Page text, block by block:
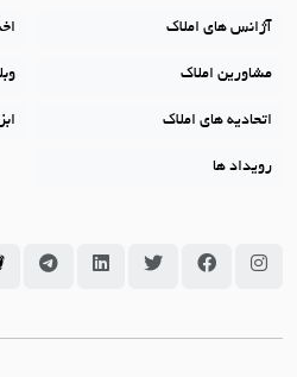
آژانس های املاک
مشاورین املاک
اتحادیه های املاک
رویداد ها
سامانه جاما در اینستاگرام
سامانه جاما در فیسبوک
سامانه جاما درسامانه جاما